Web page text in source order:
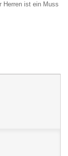
Herren ist ein Muss